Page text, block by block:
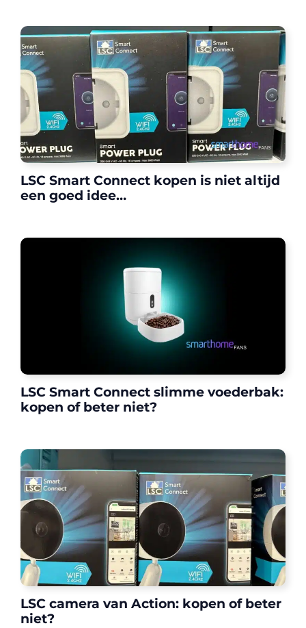
LSC Smart Connect kopen is niet altijd
een goed idee…
LSC Smart Connect slimme voederbak:
kopen of beter niet?
LSC camera van Action: kopen of beter
niet?